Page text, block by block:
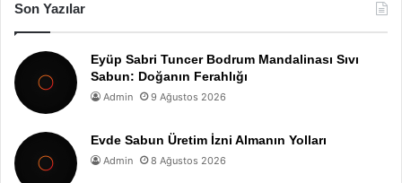
Son Yazılar
Eyüp Sabri Tuncer Bodrum Mandalinası Sıvı
Sabun: Doğanın Ferahlığı
Admin 9 Ağustos 2026
Evde Sabun Üretim İzni Almanın Yolları
Admin 8 Ağustos 2026